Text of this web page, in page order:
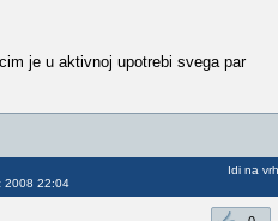
je u aktivnoj upotrebi svega par
2008 22:04
Idi na vrh